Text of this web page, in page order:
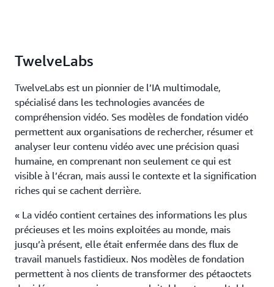
TwelveLabs
TwelveLabs est un pionnier de l’IA multimodale,
spécialisé dans les technologies avancées de
compréhension vidéo. Ses modèles de fondation vidéo
permettent aux organisations de rechercher, résumer et
analyser leur contenu vidéo avec une précision quasi
humaine, en comprenant non seulement ce qui est
visible à l’écran, mais aussi le contexte et la signification
riches qui se cachent derrière.
« La vidéo contient certaines des informations les plus
précieuses et les moins exploitées au monde, mais
jusqu’à présent, elle était enfermée dans des flux de
travail manuels fastidieux. Nos modèles de fondation
permettent à nos clients de transformer des pétaoctets